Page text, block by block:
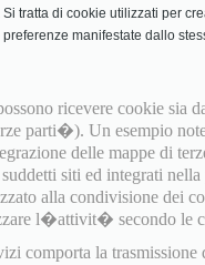
tratta di cookie utilizzati per
manifestate dallo
ricevere cookie
parti�). Un esempio
delle mappe di
suddetti siti ed integrati
alla condivisione dei
l�attivit� secondo le
comporta la